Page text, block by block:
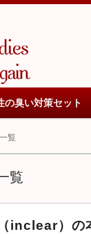
子のため
訪れるカラダの色
ートな悩みまで
の臭い対策セット
覧
覧
inclear）の